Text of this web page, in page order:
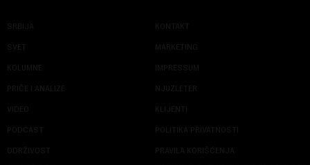
SRBIJA
SVET
KOLUMNE
PRIČE I ANALIZE
VIDEO
PODCAST
ODRŽIVOST
KONTAKT
MARKETING
IMPRESSUM
NJUZLETER
KLIJENTI
POLITIKA PRIVATNOSTI
PRAVILA KORIŠĆENJA